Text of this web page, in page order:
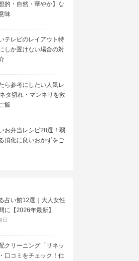
的・自然・華やか】な
味
テレビのレイアウト特
しか置けない場合の対
ら参考にしたい人気レ
タ切れ・マンネリを救
飯
お弁当レシピ28選！弱
消化に良いおかずをご
占い館12選｜大人女性
に【2026年最新】
日
クリーニング「リネッ
口コミをチェック！仕